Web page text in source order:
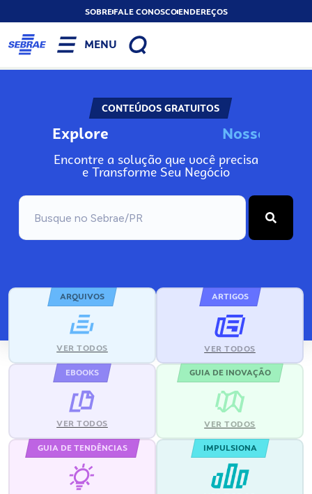
SOBREFALE CONOSCOENDEREÇOS
MENU
CONTEÚDOS GRATUITOS
Explore Noss
Encontre a solução que você precisa
e Transforme Seu Negócio
ARQUIVOS
VER TODOS
ARTIGOS
VER TODOS
EBOOKS
VER TODOS
GUIA DE INOVAÇÃO
VER TODOS
GUIA DE TENDÊNCIAS IMPULSIONA